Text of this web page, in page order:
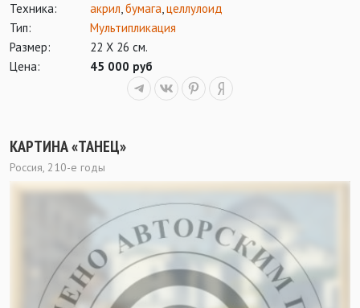
Техника:
акрил,бумага,целлулоид
Тип:
Мультипликация
Размер:
22 Х 26 см.
Цена:
45 000 руб
КАРТИНА «ТАНЕЦ»
Россия, 210-е годы